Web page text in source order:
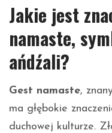
Jakie jest
namaste,
ańdźali?
Gest namaste,
ma głębokie
duchowej kulturze.